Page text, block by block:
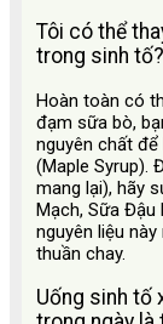
Tôi có thể
trong sinh tố?
Hoàn toàn có
đạm sữa bò,
nguyên chất
(Maple Syrup).
mang lại), hãy
Mạch, Sữa
nguyên liệu
thuần chay.
Uống sinh tố